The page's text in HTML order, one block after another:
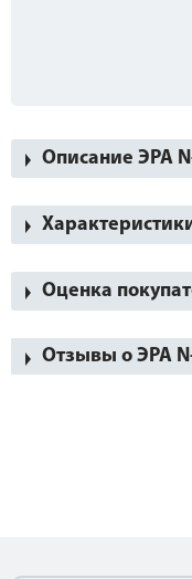
Описание ЭРА
Оценка
Отзывы о ЭРА